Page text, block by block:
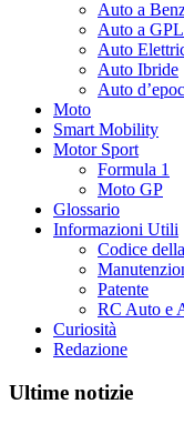
Auto a
Auto a
Auto
Auto Ibride
Auto
Moto
Smart Mobility
Motor Sport
Formula 1
Moto GP
Glossario
Informazioni Utili
Codice
Patente
RC Auto e
Curiosità
Redazione
Ultime notizie